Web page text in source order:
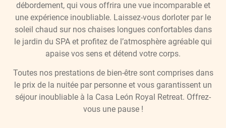
débordement, qui vous offrira une vue incomparable et
une expérience inoubliable. Laissez-vous dorloter par le
soleil chaud sur nos chaises longues confortables dans
le jardin du SPA et profitez de l’atmosphère agréable qui
apaise vos sens et détend votre corps.
Toutes nos prestations de bien-être sont comprises dans
le prix de la nuitée par personne et vous garantissent un
séjour inoubliable à la Casa León Royal Retreat. Offrez-
vous une pause !